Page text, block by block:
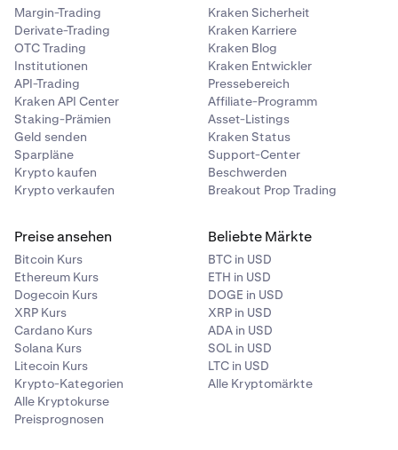
Margin-Trading
Derivate-Trading
OTC Trading
Institutionen
API-Trading
Kraken API Center
Staking-Prämien
Geld senden
Sparpläne
Krypto kaufen
Krypto verkaufen
Kraken Sicherheit
Kraken Karriere
Kraken Blog
Kraken Entwickler
Pressebereich
Affiliate-Programm
Asset-Listings
Kraken Status
Support-Center
Beschwerden
Breakout Prop Trading
Preise ansehen
Bitcoin Kurs
Ethereum Kurs
Dogecoin Kurs
XRP Kurs
Cardano Kurs
Solana Kurs
Litecoin Kurs
Krypto-Kategorien
Alle Kryptokurse
Preisprognosen
Beliebte Märkte
BTC in USD
ETH in USD
DOGE in USD
XRP in USD
ADA in USD
SOL in USD
LTC in USD
Alle Kryptomärkte